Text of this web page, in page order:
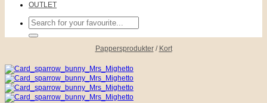
OUTLET
Sök
efter:
Pappersprodukter / Kort